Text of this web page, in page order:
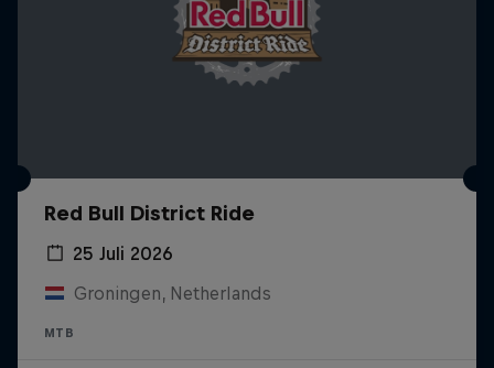
Red Bull District Ride
25 Juli 2026
Groningen, Netherlands
MTB